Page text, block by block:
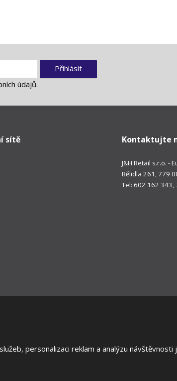
personalizaci reklam a analýzu návštěvnosti
Přihlásit
údajů.
sítě Kontaktujte
J&H Retail s.r.o. -
Bělidla 261, 779
Tel: 602 162 343,
oznamovatelů|Odstoupení od smlouvy